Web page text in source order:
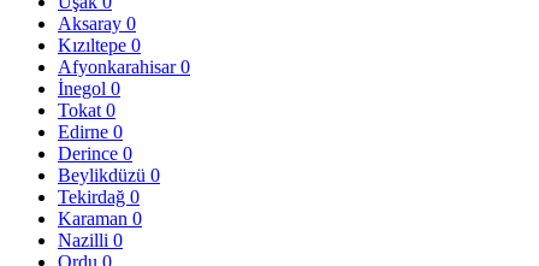
Aksaray 0
Kızıltepe 0
Afyonkarahisar0
İnegol 0
Tokat 0
Edirne 0
Derince 0
Beylikdüzü 0
Tekirdağ 0
Karaman 0
Nazilli 0
Ordu 0